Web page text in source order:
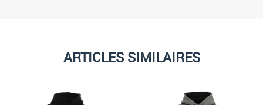
ARTICLES SIMILAIRES